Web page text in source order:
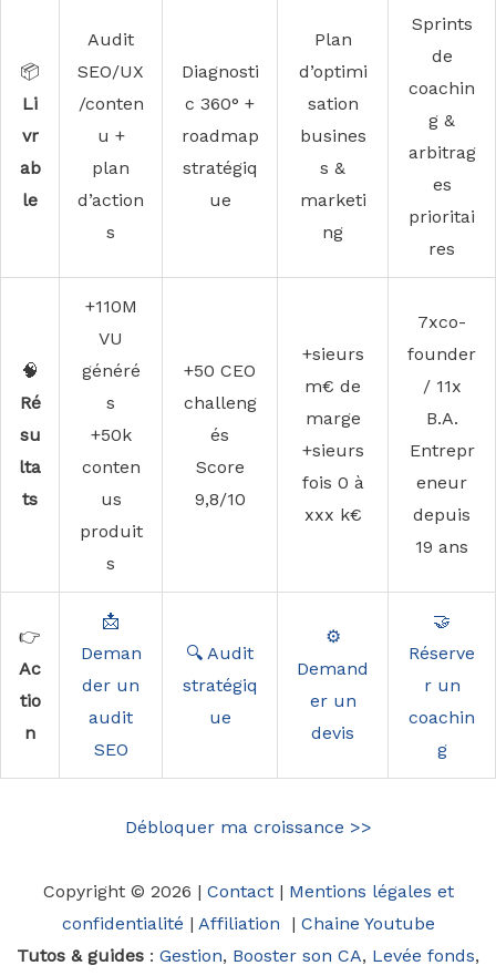
📦
Li
vr
ab
le
Audit
SEO/UX
/conten
u +
plan
d’action
s
Diagnosti
c 360° +
roadmap
stratégiq
ue
Plan
d’optimi
sation
busines
s &
marketi
ng
Sprints
de
coachin
g &
arbitrag
es
prioritai
res
🧠
Ré
su
lta
ts
+110M
VU
généré
s
+50k
conten
us
produit
s
+50 CEO
challeng
és
Score
9,8/10
+sieurs
m€ de
marge
+sieurs
fois 0 à
xxx k€
7xco-
founder
/ 11x
B.A.
Entrepr
eneur
depuis
19 ans
👉
Ac
tio
n
📩
Deman
der un
audit
SEO
🔍 Audit
stratégiq
ue
⚙️
Demand
er un
devis
🤝
Réserve
r un
coachin
g
Débloquer ma croissance >>
Copyright © 2026 | Contact| Mentions légales et
confidentialité | Affiliation | Chaine Youtube
Tutos & guides : Gestion, Booster son CA, Levée fonds,